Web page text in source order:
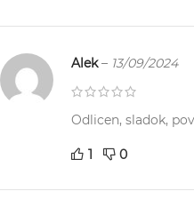
Alek– 13/09/2024
Odlicen, sladok,
1 0